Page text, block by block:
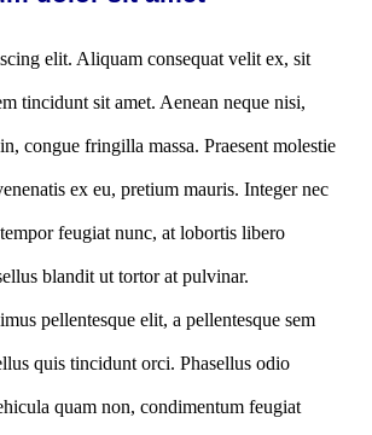
elit. Aliquam consequat velit ex, sit
tincidunt sit amet. Aenean neque nisi,
congue fringilla massa. Praesent molestie
ex eu, pretium mauris. Integer nec
feugiat nunc, at lobortis libero
blandit ut tortor at pulvinar.
pellentesque elit, a pellentesque sem
quis tincidunt orci. Phasellus odio
quam non, condimentum feugiat